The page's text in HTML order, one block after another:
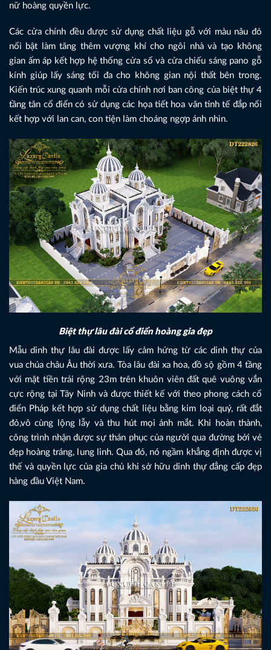
nữ hoàng quyền lực.
Các cửa chính đều được sử dụng chất liệu gỗ với màu nâu đỏ
nổi bật làm tăng thêm vượng khí cho ngôi nhà và tạo không
gian ấm áp kết hợp hệ thống cửa sổ và cửa chiếu sáng pano gỗ
kính giúp lấy sáng tối đa cho không gian nội thất bên trong.
Kiến trúc xung quanh mỗi cửa chính nơi ban công của biệt thự 4
tầng tân cổ điển có sử dụng các họa tiết hoa văn tinh tế đắp nổi
kết hợp với lan can, con tiện làm choáng ngợp ánh nhìn.
Biệt thự lâu đài cổ điển hoàng gia đẹp
Mẫu dinh thự lâu đài được lấy cảm hứng từ các dinh thự của
vua chúa châu Âu thời xưa. Tòa lâu đài xa hoa, đồ sộ gồm 4 tầng
với mặt tiền trải rộng 23m trên khuôn viên đất quê vuông vắn
cực rộng tại Tây Ninh và được thiết kế với theo phong cách cổ
điển Pháp kết hợp sử dụng chất liệu bằng kim loại quý, rất đắt
đỏ,vô cùng lộng lẫy và thu hút mọi ánh mắt. Khi hoàn thành,
công trình nhận được sự thán phục của người qua đường bởi vẻ
đẹp hoàng tráng, lung linh. Qua đó, nó ngầm khẳng định được vị
thế và quyền lực của gia chủ khi sở hữu dinh thự đẳng cấp đẹp
hàng đầu Việt Nam.